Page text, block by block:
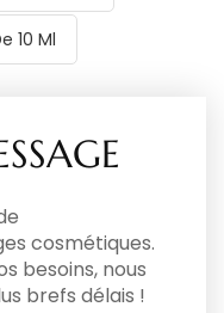
10 Ml
cosmétiques.
besoins, nous
brefs délais !